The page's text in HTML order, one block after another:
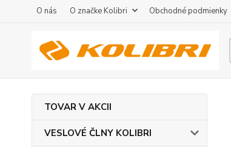
O nás O značke Kolibri Obchodné podmienky
TOVAR V AKCII
VESLOVÉ ČLNY KOLIBRI